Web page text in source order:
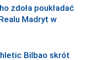
zdoła poukładać
Madryt w
Bilbao skrót